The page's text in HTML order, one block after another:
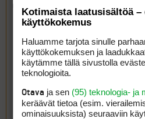
Kotimaista laatusisältöä –
käyttökokemus
Haluamme tarjota sinulle
käyttökokemuksen ja
käytämme tällä sivustolla
teknologioita.
Otava ja sen (95) teknologia- ja
keräävät tietoa (esim.
ominaisuuk­sista) seuraaviin